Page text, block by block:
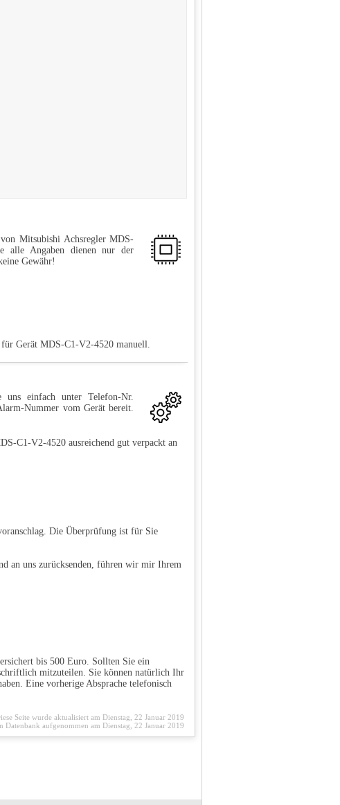
Mitsubishi Achsregler MDS-
alle Angaben dienen nur der
Gewähr!
Gerät MDS-C1-V2-4520 manuell.
uns einfach unter Telefon-Nr.
Nummer vom Gerät bereit.
C1-V2-4520 ausreichend gut verpackt an
Die Überprüfung ist für Sie
an uns zurücksenden, führen wir mir Ihrem
bis 500 Euro. Sollten Sie ein
mitzuteilen. Sie können natürlich Ihr
Eine vorherige Absprache telefonisch
Seite wurde aktualisiert am Dienstag, 22 Januar 2019
Datenbank aufgenommen am Dienstag, 22 Januar 2019